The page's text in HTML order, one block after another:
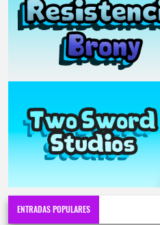
ENTRADAS POPULARES